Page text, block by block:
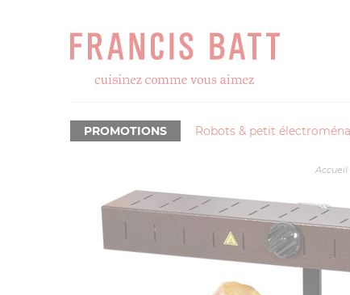
Robots & petit
PROMOTIONS
Accueil